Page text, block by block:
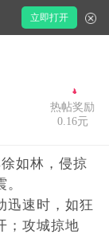
立即打开
热帖奖励
0.16元
如林，侵掠
迅速时，如狂
；攻城掠地